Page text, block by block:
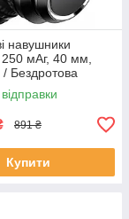
навушники
мАг, 40 мм,
Бездротова
/ Блютуз
891 ₴
Купити